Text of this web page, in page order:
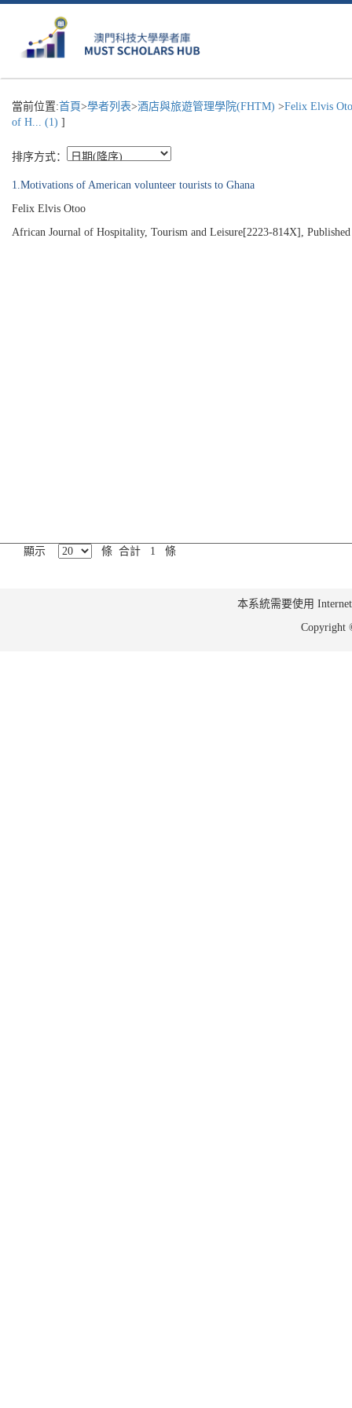
當前位置:首頁>學者列表>酒店與旅遊管理學院(FHTM) >Felix Elvis
of H... (1) ]
排序方式：
1.Motivations of American volunteer tourists to Ghana
Felix Elvis Otoo
African Journal of Hospitality, Tourism and Leisure[2223-814X], Published
顯示 條 合計 1 條
本系統需要使用
Copyright